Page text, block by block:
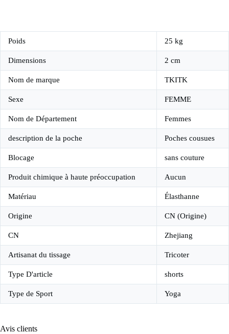
Poids 25 kg
Dimensions 2 cm
Nom de marque TKITK
Sexe FEMME
Nom de Département Femmes
description de la poche Poches cousues
Blocage sans couture
Produit chimique à haute préoccupation Aucun
Matériau Élasthanne
Origine CN (Origine)
CN Zhejiang
Artisanat du tissage Tricoter
Type D'article shorts
Type de Sport Yoga
Avis clients